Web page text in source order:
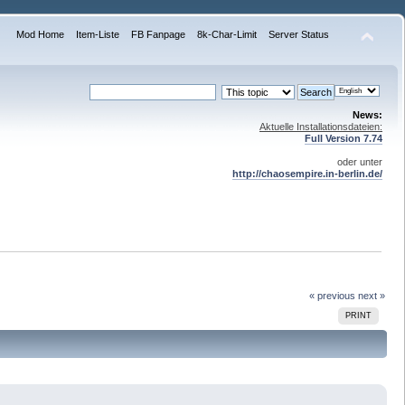
Mod Home Item-Liste FB Fanpage 8k-Char-Limit Server Status
News:
Aktuelle Installationsdateien:
Full Version 7.74
oder unter
http://chaosempire.in-berlin.de/
« previous next »
PRINT